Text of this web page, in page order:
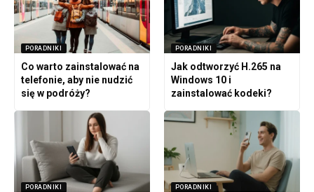
PORADNIKI
Co warto zainstalować na
telefonie, aby nie nudzić
się w podróży?
PORADNIKI
Jak odtworzyć H.265 na
Windows 10 i
zainstalować kodeki?
PORADNIKI PORADNIKI